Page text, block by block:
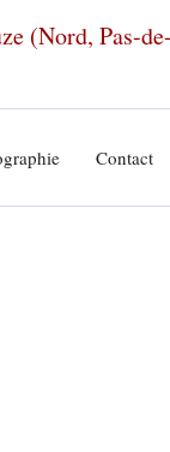
(Nord, Pas-
Contact